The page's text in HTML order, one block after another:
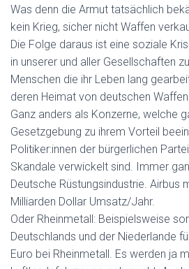
Was denn die Armut tatsächlich
kein Krieg, sicher nicht Waffen
Die Folge daraus ist eine soziale
in unserer und aller Gesellschaften
Menschen die ihr Leben lang
deren Heimat von deutschen
Ganz anders als Konzerne, welche
Gesetzgebung zu ihrem Vorteil
Politiker:innen der bürgerlichen
Skandale verwickelt sind. Immer
Deutsche Rüstungsindustrie. Airbus
Milliarden Dollar Umsatz/Jahr.
Oder Rheinmetall: Beispielsweise
Deutschlands und der Niederlande
Euro bei Rheinmetall. Es werden ja